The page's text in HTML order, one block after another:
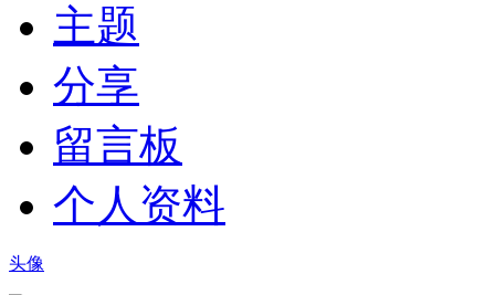
主题
分享
留言板
个人资料
头像